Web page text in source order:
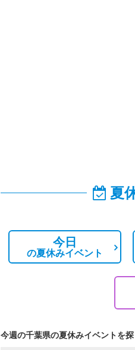
夏
今日
の夏休みイベント
今週の千葉県の夏休みイベントを